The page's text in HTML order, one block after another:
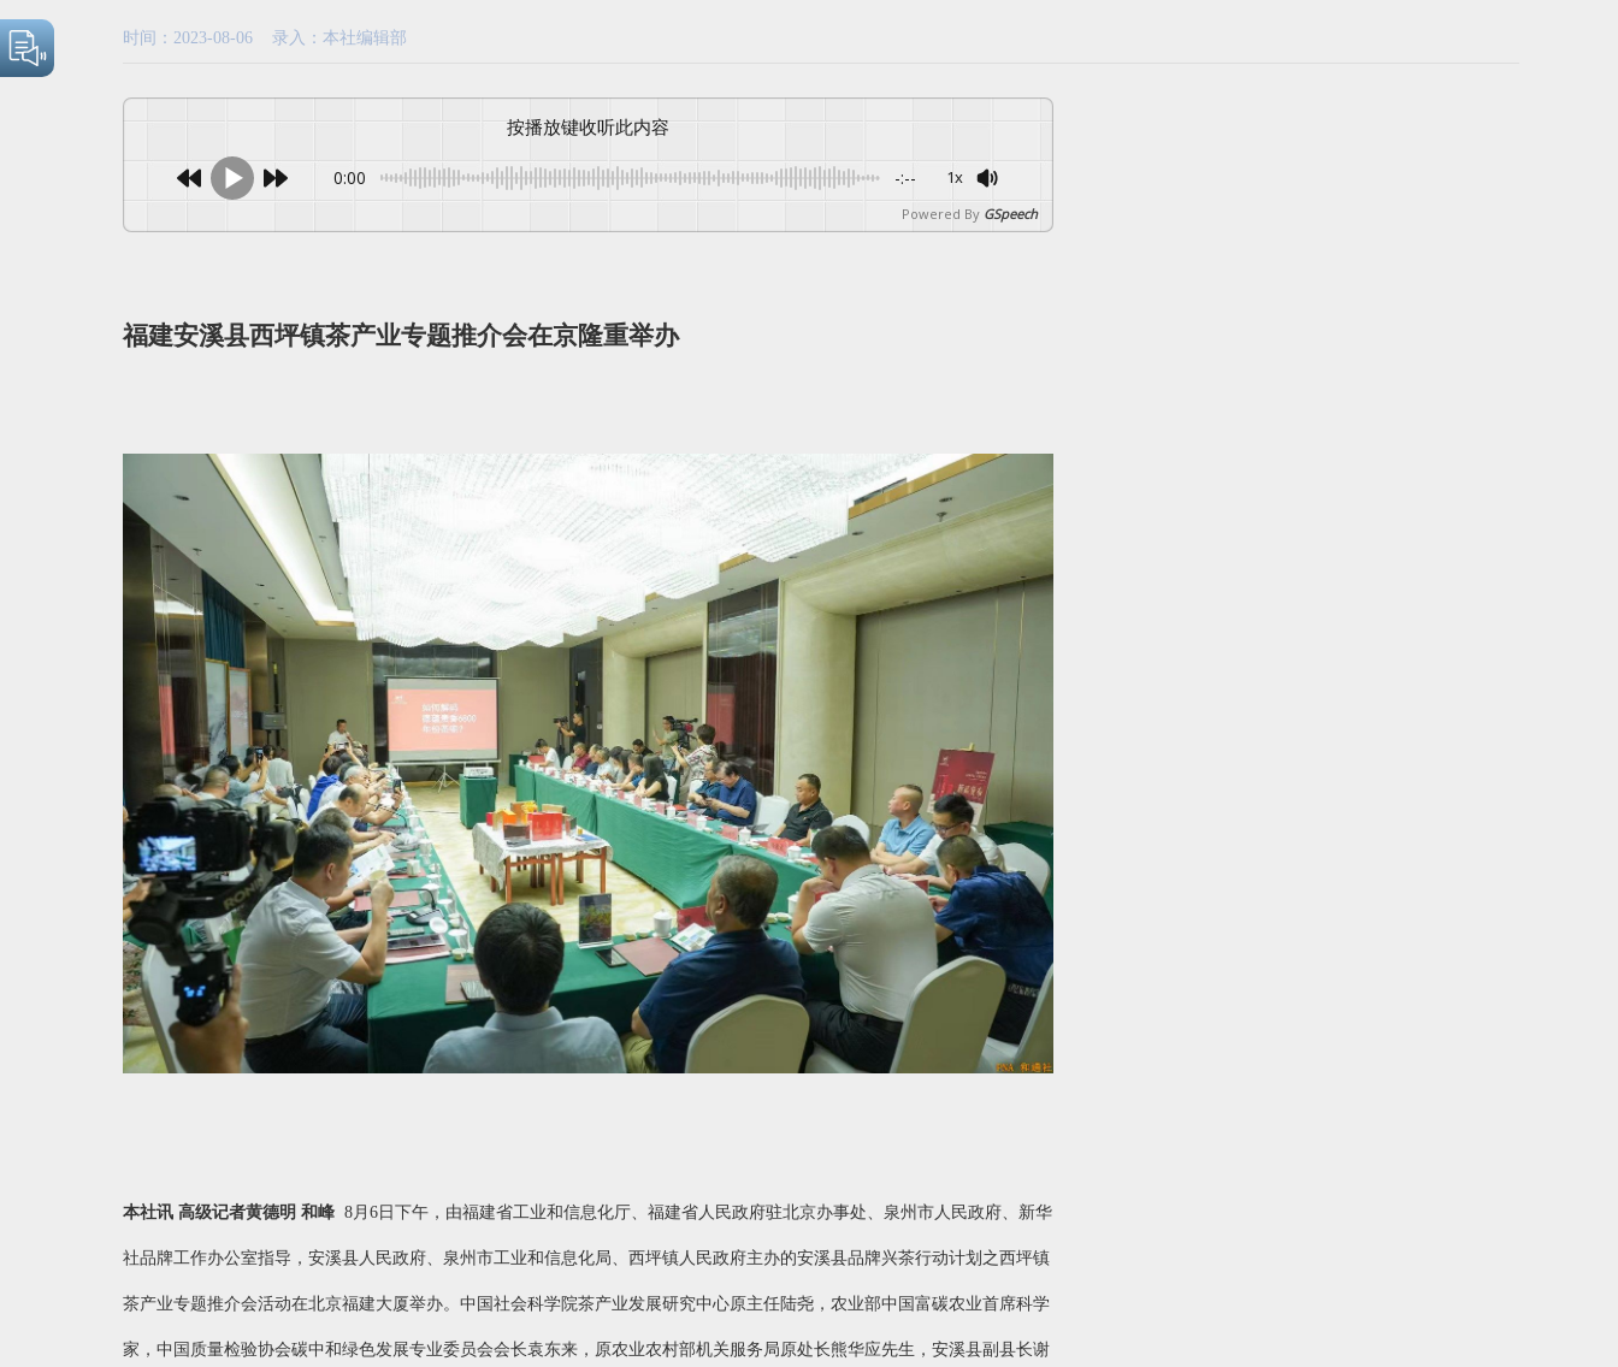
时间：2023-08-06 录入：本社编辑部
按播放键收听此内容
0:00 -:-- 1x
Powered By GSpeech
福建安溪县西坪镇茶产业专题推介会在京隆重举办
本社讯 高级记者黄德明 和峰 8月6日下午，由福建省工业和信息化厅、福建省人民政府驻北京办事处、泉州市人民政府、新华
社品牌工作办公室指导，安溪县人民政府、泉州市工业和信息化局、西坪镇人民政府主办的安溪县品牌兴茶行动计划之西坪镇
茶产业专题推介会活动在北京福建大厦举办。中国社会科学院茶产业发展研究中心原主任陆尧，农业部中国富碳农业首席科学
家，中国质量检验协会碳中和绿色发展专业委员会会长袁东来，原农业农村部机关服务局原处长熊华应先生，安溪县副县长谢